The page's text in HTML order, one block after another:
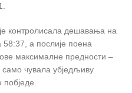
контролисала дешавања на
58:37, а послије поена
максималне предности –
само чувала убједљиву